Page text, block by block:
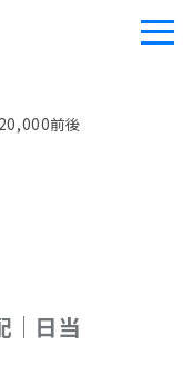
前後
｜日当